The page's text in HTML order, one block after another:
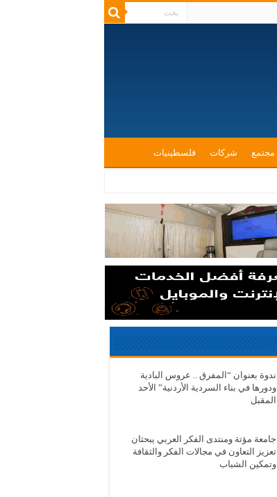
مجتمع شركات فلسطينيات
ندوة بعنوان “المفرق .. عروس البادية
ودورها في بناء السردية الأردنية” الأحد
المقبل
جامعة مؤتة ومنتدى الفكر العربي يبحثان
تعزيز التعاون في مجالات الفكر والثقافة
وتمكين الشباب